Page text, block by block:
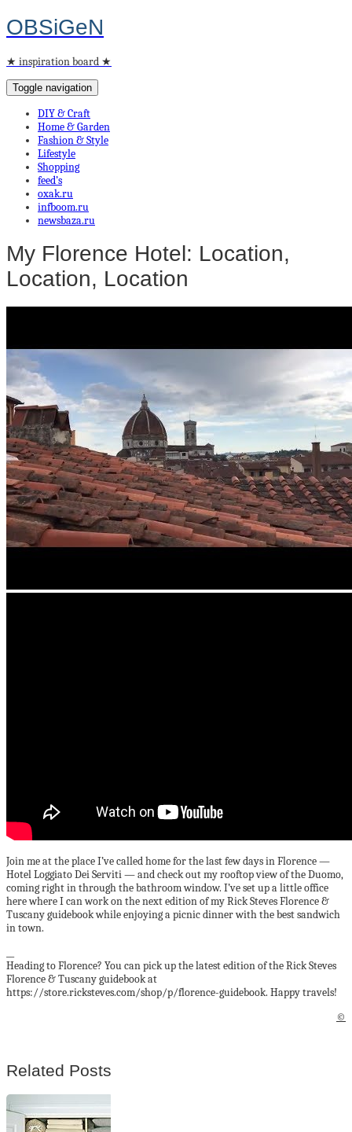
OBSiGeN
★ inspiration board ★
Toggle navigation
DIY & Craft
Home & Garden
Fashion & Style
Lifestyle
Shopping
feed’s
oxak.ru
infboom.ru
newsbaza.ru
My Florence Hotel: Location,
Location, Location
Join me at the place I’ve called home for the last few days in Florence —
Hotel Loggiato Dei Serviti — and check out my rooftop view of the Duomo,
coming right in through the bathroom window. I’ve set up a little office
here where I can work on the next edition of my Rick Steves Florence &
Tuscany guidebook while enjoying a picnic dinner with the best sandwich
in town.
Heading to Florence? You can pick up the latest edition of the Rick Steves
Florence & Tuscany guidebook at
https://store.ricksteves.com/shop/p/florence-guidebook. Happy travels!
©
Related Posts